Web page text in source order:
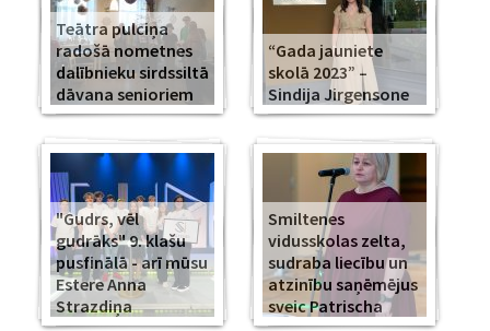
Teātra pulciņa
radošā nometnes
dalībnieku sirdssiltā
dāvana senioriem
“Gada jauniete
skolā 2023” –
Sindija Jirgensone
"Gudrs, vēl
gudrāks" 9. klašu
pusfinālā - arī mūsu
Estere Anna
Strazdiņa
Smiltenes
vidusskolas zelta,
sudraba liecību un
atzinību saņēmējus
sveic Patrischa